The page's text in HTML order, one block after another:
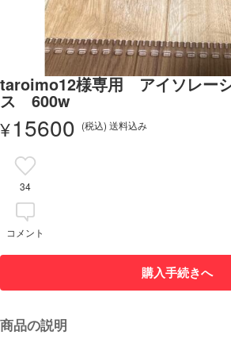
taroimo12様専用 アイソレー
ス 600w
¥15600 (税込) 送料込み
34
コメント
購入手続きへ
商品の説明